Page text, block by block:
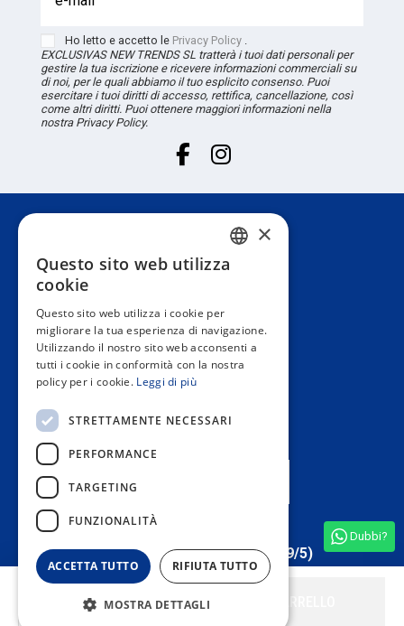
AGGIUNGI AL CARRELLO
Ho letto e accetto le Privacy Policy.
EXCLUSIVAS NEW TRENDS SLtratterà i tuoi dati personali per
gestire la tua iscrizione e ricevere informazioni commerciali su
di noi, per le quali abbiamo il tuo esplicito consenso. Puoi
esercitare i tuoi diritti di accesso, rettifica, cancellazione, così
come altri diritti. Puoi ottenere maggiori informazioni nella
nostra Privacy Policy.
Informazione
Area privata
Contact us
I NOSTRI NEGOZI
Vedere tutte le recensioni del negozio (4,9/5)
Dubbi?
SPANISH
ENGLISH
ITALIAN
×
Questo sito web utilizza
cookie
Questo sito web utilizza i cookie per
migliorare la tua esperienza di navigazione.
Utilizzando il nostro sito web acconsenti a
tutti i cookie in conformità con la nostra
policy per i cookie. Leggi di più
STRETTAMENTE NECESSARI
PERFORMANCE
TARGETING
FUNZIONALITÀ
ACCETTA TUTTO RIFIUTA TUTTO
MOSTRA DETTAGLI